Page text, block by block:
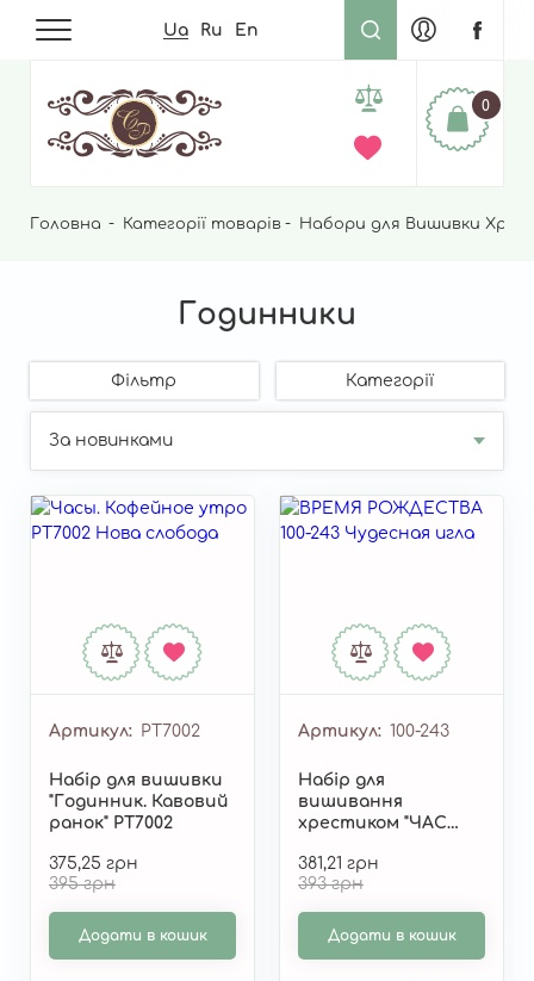
Ua Ru En
0
Рядок
Головна Категорії товарів Набори для Вишивки
Годинники
Фільтр Категорії
Артикул РТ7002
Набір для вишивки
"Годинник. Кавовий
ранок" РТ7002
375,25 грн
395 грн
Додати в кошик
Артикул 100-243
Набір для
вишивання
хрестиком "ЧАС
381,21 грн
393 грн
Додати в кошик